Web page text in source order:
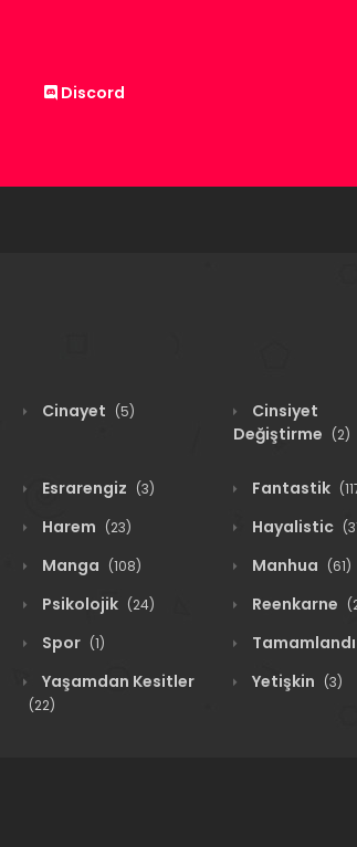
Discord
Cinayet (5)
Cinsiyet
Değiştirme (2)
Esrarengiz (3) Fantastik
Harem (23) Hayalistic
Manga (108) Manhua (61)
Psikolojik (24) Reenkarne
Spor (1) Tamamlandı
Yaşamdan Kesitler
(22)
Yetişkin (3)